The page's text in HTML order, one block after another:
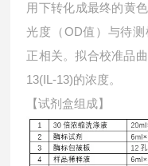
用下转化成最终的黄
光度（OD值）与待测
正相关。拟合校准品
13(IL-13)的浓度。
【试剂盒组成】